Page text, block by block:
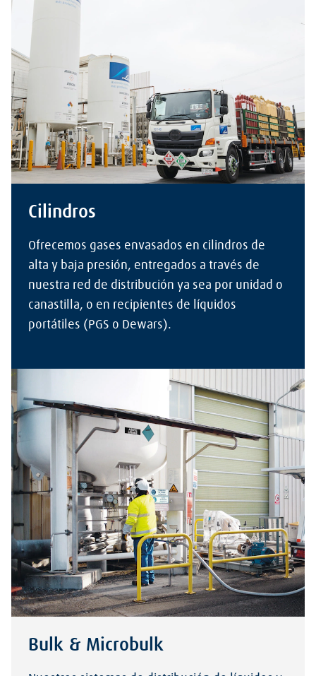
Cilindros
Ofrecemos gases envasados en cilindros de
alta y baja presión, entregados a través de
nuestra red de distribución ya sea por unidad o
canastilla, o en recipientes de líquidos
portátiles (PGS o Dewars).
Bulk & Microbulk